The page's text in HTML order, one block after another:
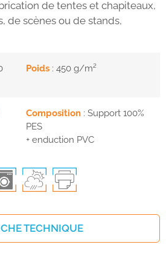
de tentes et chapiteaux,
de scènes ou de stands,
Poids : 450 g/m²
Composition : Support 100%
PES
+ enduction PVC
TECHNIQUE